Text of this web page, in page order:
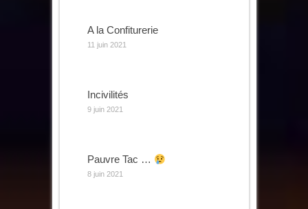
A la Confiturerie
11 juin 2021
Incivilités
9 juin 2021
Pauvre Tac …
8 juin 2021